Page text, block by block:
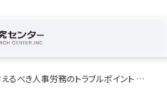
るべき人事労務のトラブルポイント ～
員対応からパワハラ予防まで～